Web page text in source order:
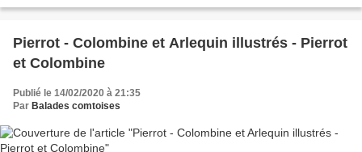
Pierrot - Colombine et Arlequin illustrés - Pierrot
et Colombine
Publié le 14/02/2020 à 21:35
Par Balades comtoises